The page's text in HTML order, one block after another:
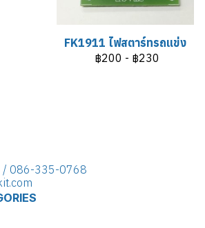
FK1911 ไฟสตาร์ทรถแข่ง
฿200 - ฿230
/ 086-335-0768